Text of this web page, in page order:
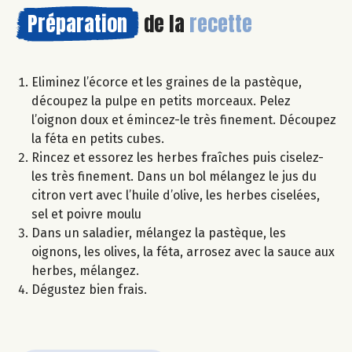
Préparation de la recette
Eliminez l’écorce et les graines de la pastèque,
découpez la pulpe en petits morceaux. Pelez
l’oignon doux et émincez-le très finement. Découpez
la féta en petits cubes.
Rincez et essorez les herbes fraîches puis ciselez-
les très finement. Dans un bol mélangez le jus du
citron vert avec l’huile d’olive, les herbes ciselées,
sel et poivre moulu
Dans un saladier, mélangez la pastèque, les
oignons, les olives, la féta, arrosez avec la sauce aux
herbes, mélangez.
Dégustez bien frais.